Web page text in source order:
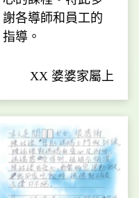
謝各導師和員工的
指導。
XX 婆婆家屬上